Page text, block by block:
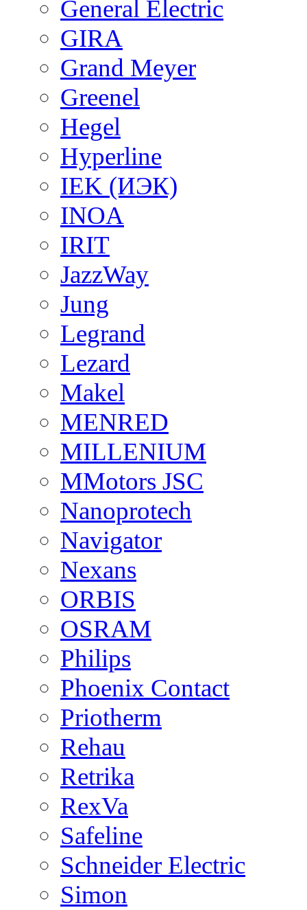
General Electric
GIRA
Grand Meyer
Greenel
Hegel
Hyperline
IEK (ИЭК)
INOA
IRIT
JazzWay
Jung
Legrand
Lezard
Makel
MENRED
MILLENIUM
MMotors JSC
Nanoprotech
Navigator
Nexans
ORBIS
OSRAM
Philips
Phoenix Contact
Priotherm
Rehau
Retrika
RexVa
Safeline
Schneider Electric
Simon